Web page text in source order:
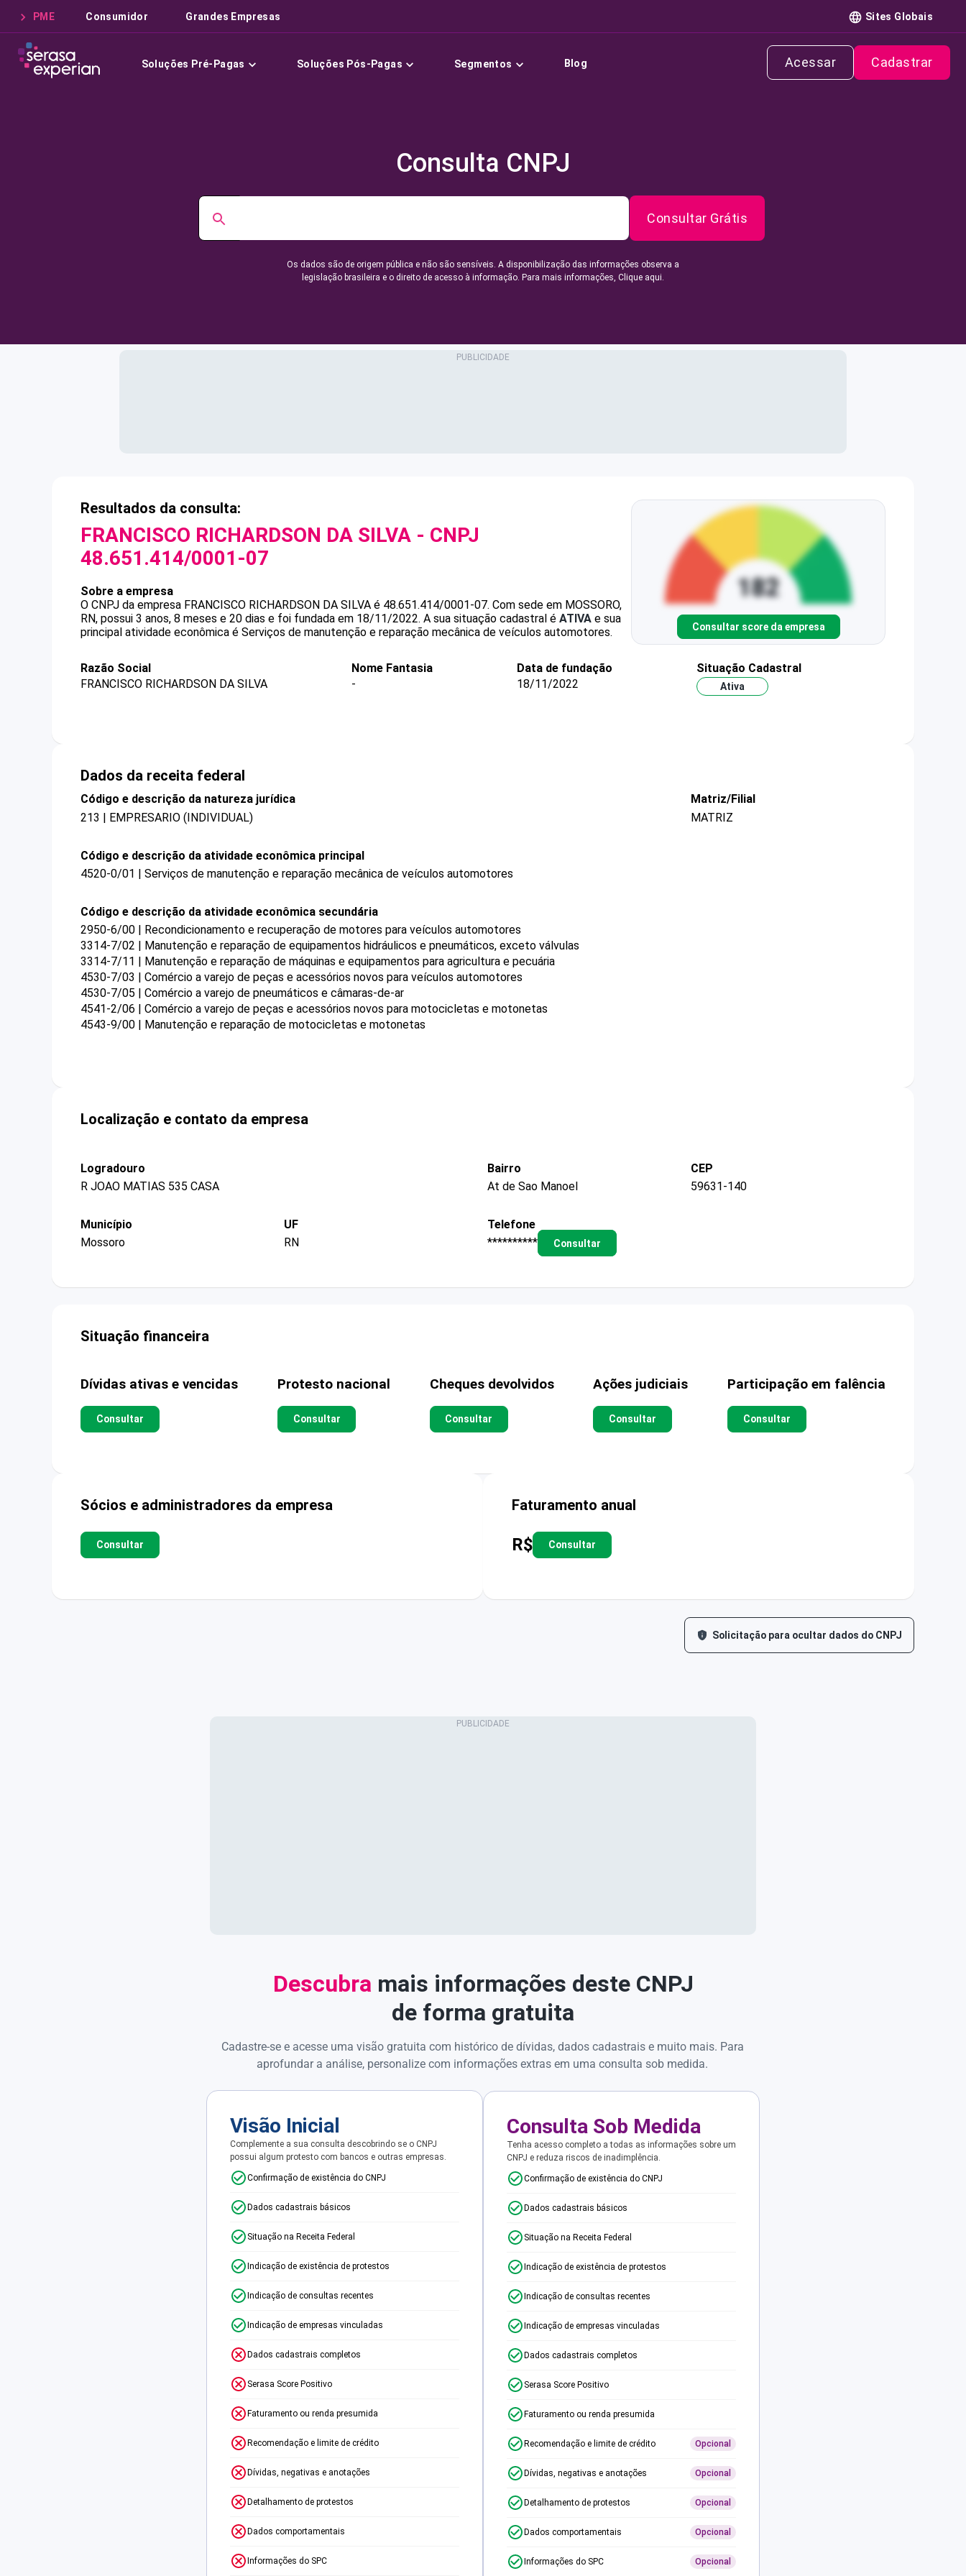
PME Consumidor Grandes Empresas Sites Globais
Soluções Pré-Pagas Soluções Pós-Pagas Segmentos Blog Acessar Cadastrar
Consulta CNPJ
Consultar Grátis
Os dados são de origem pública e não são sensíveis. A disponibilização das informações observa a
legislação brasileira e o direito de acesso à informação. Para mais informações, Clique aqui.
Resultados da consulta:
FRANCISCO RICHARDSON DA SILVA - CNPJ
48.651.414/0001-07
Sobre a empresa
O CNPJ da empresa FRANCISCO RICHARDSON DA SILVA é 48.651.414/0001-07. Com sede em MOSSORO,
RN, possui 3 anos, 8 meses e 20 dias e foi fundada em 18/11/2022. A sua situação cadastral é ATIVA e sua
principal atividade econômica é Serviços de manutenção e reparação mecânica de veículos automotores.
Consultar score da empresa
Razão Social
FRANCISCO RICHARDSON DA SILVA
Nome Fantasia
-
Data de fundação
18/11/2022
Situação Cadastral
Ativa
Dados da receita federal
Código e descrição da natureza jurídica
213 | EMPRESARIO (INDIVIDUAL)
Matriz/Filial
MATRIZ
Código e descrição da atividade econômica principal
4520-0/01 | Serviços de manutenção e reparação mecânica de veículos automotores
Código e descrição da atividade econômica secundária
2950-6/00 | Recondicionamento e recuperação de motores para veículos automotores
3314-7/02 | Manutenção e reparação de equipamentos hidráulicos e pneumáticos, exceto válvulas
3314-7/11 | Manutenção e reparação de máquinas e equipamentos para agricultura e pecuária
4530-7/03 | Comércio a varejo de peças e acessórios novos para veículos automotores
4530-7/05 | Comércio a varejo de pneumáticos e câmaras-de-ar
4541-2/06 | Comércio a varejo de peças e acessórios novos para motocicletas e motonetas
4543-9/00 | Manutenção e reparação de motocicletas e motonetas
Localização e contato da empresa
Logradouro
R JOAO MATIAS 535 CASA
Bairro
At de Sao Manoel
CEP
59631-140
Município
Mossoro
UF
RN
Telefone
**********
Consultar
Situação financeira
Dívidas ativas e vencidas
Consultar
Protesto nacional
Consultar
Cheques devolvidos
Consultar
Ações judiciais
Consultar
Participação em falência
Consultar
Sócios e administradores da empresa
Consultar
Faturamento anual
R$ Consultar
Solicitação para ocultar dados do CNPJ
Descubra mais informações deste CNPJ
de forma gratuita
Cadastre-se e acesse uma visão gratuita com histórico de dívidas, dados cadastrais e muito mais. Para
aprofundar a análise, personalize com informações extras em uma consulta sob medida.
Visão Inicial
Complemente a sua consulta descobrindo se o CNPJ
possui algum protesto com bancos e outras empresas.
Confirmação de existência do CNPJ
Dados cadastrais básicos
Situação na Receita Federal
Indicação de existência de protestos
Indicação de consultas recentes
Indicação de empresas vinculadas
Dados cadastrais completos
Serasa Score Positivo
Faturamento ou renda presumida
Recomendação e limite de crédito
Dívidas, negativas e anotações
Detalhamento de protestos
Dados comportamentais
Informações do SPC
Consulta Sob Medida
Tenha acesso completo a todas as informações sobre um
CNPJ e reduza riscos de inadimplência.
Confirmação de existência do CNPJ
Dados cadastrais básicos
Situação na Receita Federal
Indicação de existência de protestos
Indicação de consultas recentes
Indicação de empresas vinculadas
Dados cadastrais completos
Serasa Score Positivo
Faturamento ou renda presumida
Recomendação e limite de crédito Opcional
Dívidas, negativas e anotações Opcional
Detalhamento de protestos Opcional
Dados comportamentais Opcional
Informações do SPC Opcional